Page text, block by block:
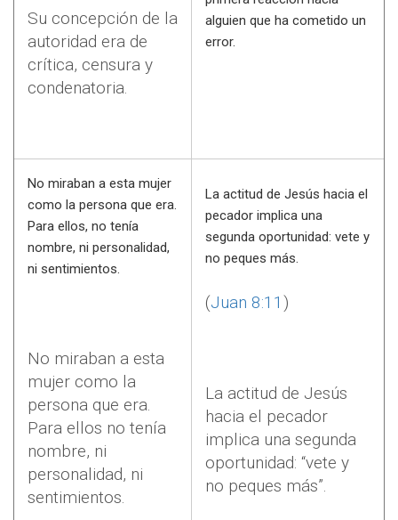
Su concepción de la
autoridad era de
crítica, censura y
condenatoria.
alguien que ha cometido un
error.
No miraban a esta mujer
como la persona que era.
Para ellos, no tenía
nombre, ni personalidad,
ni sentimientos.
No miraban a esta
mujer como la
persona que era.
Para ellos no tenía
nombre, ni
personalidad, ni
sentimientos.
La actitud de Jesús hacia el
pecador implica una
segunda oportunidad: vete y
no peques más.
(Juan 8:11 )
La actitud de Jesús
hacia el pecador
implica una segunda
oportunidad: “vete y
no peques más”.